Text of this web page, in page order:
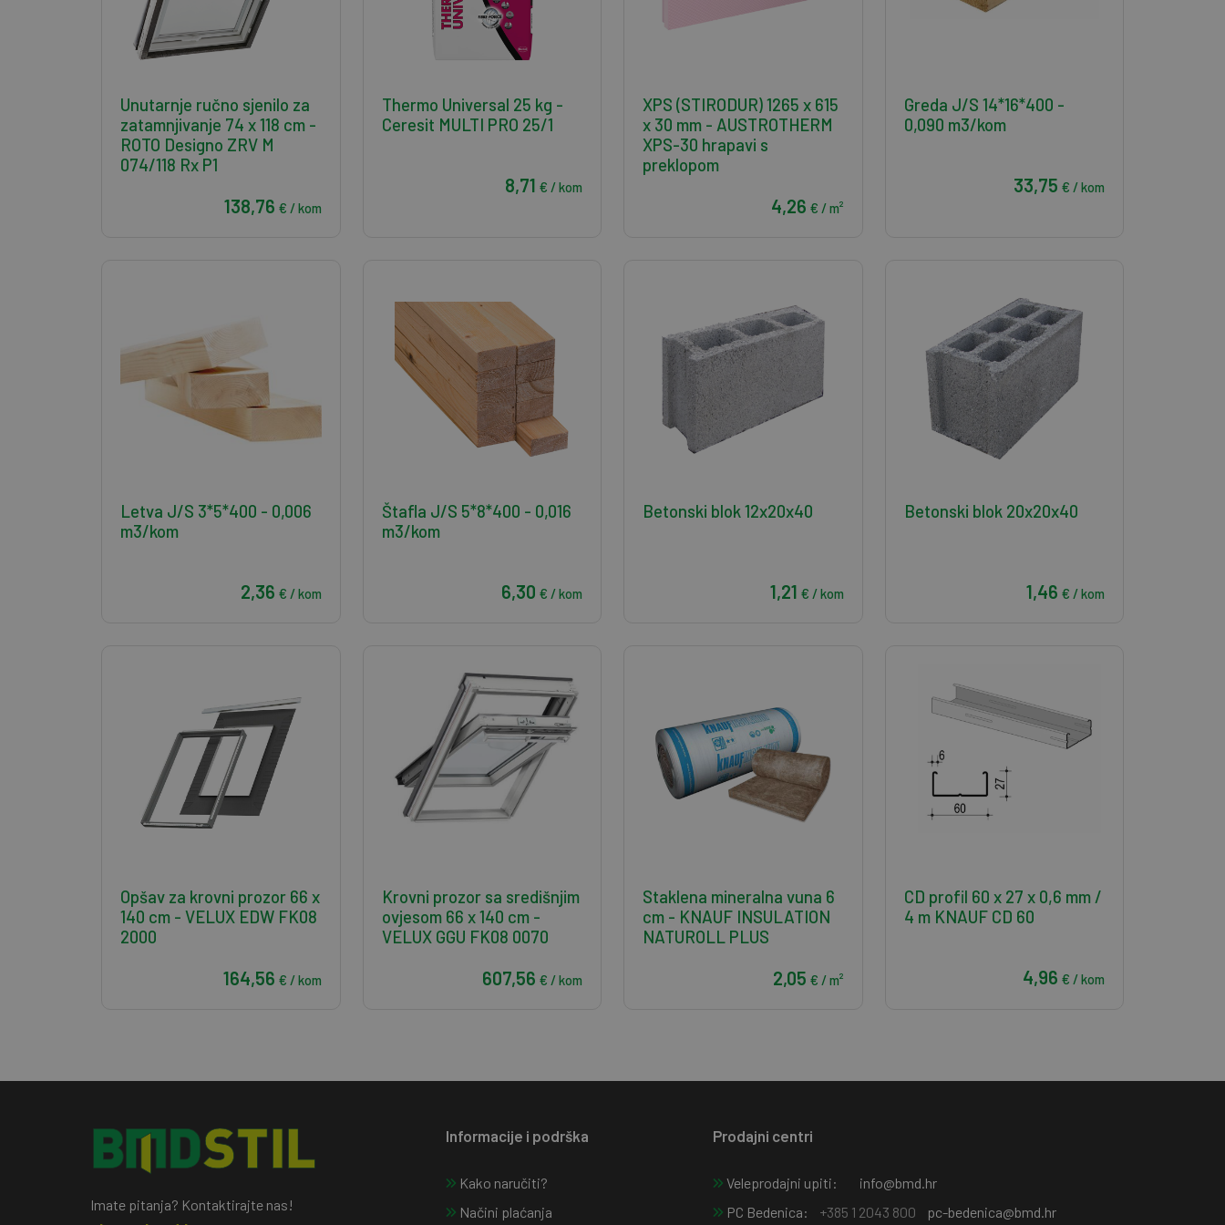
Unutarnje ručno sjenilo za
zatamnjivanje 74 x 118 cm -
ROTO Designo ZRV M
074/118 Rx P1
138,76 € / kom
Thermo Universal 25 kg -
Ceresit MULTI PRO 25/1
8,71 € / kom
XPS (STIRODUR) 1265 x 615
x 30 mm - AUSTROTHERM
XPS-30 hrapavi s
preklopom
4,26 € / m²
Greda J/S 14*16*400 -
0,090 m3/kom
33,75 € / kom
Letva J/S 3*5*400 - 0,006
m3/kom
2,36 € / kom
Štafla J/S 5*8*400 - 0,016
m3/kom
6,30 € / kom
Betonski blok 12x20x40
1,21 € / kom
Betonski blok 20x20x40
1,46 € / kom
Opšav za krovni prozor 66 x
140 cm - VELUX EDW FK08
2000
164,56 € / kom
Krovni prozor sa središnjim
ovjesom 66 x 140 cm -
VELUX GGU FK08 0070
607,56 € / kom
Staklena mineralna vuna 6
cm - KNAUF INSULATION
NATUROLL PLUS
2,05 € / m²
CD profil 60 x 27 x 0,6 mm /
4 m KNAUF CD 60
4,96 € / kom
Imate pitanja? Kontaktirajte nas!
Informacije i podrška
Kako naručiti?
Načini plaćanja
Prodajni centri
Veleprodajni upiti:
info@bmd.hr
PC Bedenica:
+385 1 2043 800 pc-bedenica@bmd.hr